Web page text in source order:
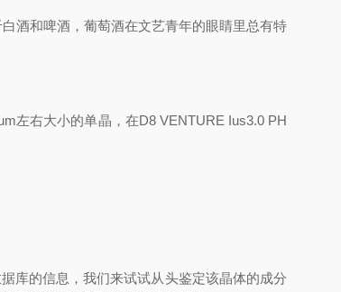
酒和啤酒，葡萄酒在文艺青年的眼睛里总有特
左右大小的单晶，在D8 VENTURE Ius3.0 PH
库的信息，我们来试试从头鉴定该晶体的成分